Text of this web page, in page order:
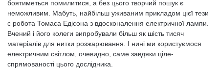
боятиметься помилитися, а без цього творчий пошук є
неможливим. Мабуть, найбільш уживаним прикладом цієї тези
є робота Томаса Едісона з вдосконалення електричної лампи.
Вчений і його колеги випробували більш як шість тисяч
матеріалів для нитки розжарювання. І нині ми користуємося
електричним світлом, очевидно, саме завдяки ціле­
спрямованості цього дослідника.